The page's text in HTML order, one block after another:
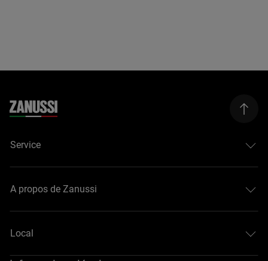
Service
A propos de Zanussi
Local